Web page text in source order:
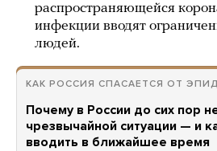
распространяющейся
инфекции вводят
людей.
КАК РОССИЯ СПАСАЕТСЯ ОТ
Почему в России до сих пор
чрезвычайной ситуации — и
вводить в ближайшее время